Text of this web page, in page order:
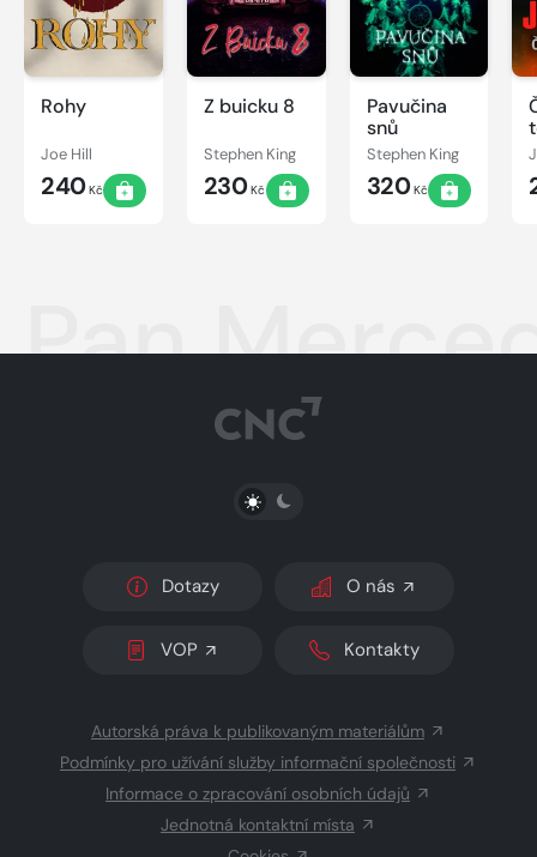
Rohy
Joe Hill
240Kč
Z buicku 8
Stephen King
230Kč
Pavučina
snů
Stephen King
320Kč
Pan
PŘEPNOUT SVĚTLÝ/TMAVÝ REŽIM
Dotazy O nás
VOP Kontakty
Autorská práva k publikovaným materiálům
Podmínky pro užívání služby informační společnosti
Informace o zpracování osobních údajů
Jednotná kontaktní místa